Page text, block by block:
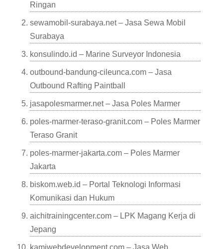
Ringan
sewamobil-surabaya.net – Jasa Sewa Mobil
Surabaya
konsulindo.id – Marine Surveyor Indonesia
outbound-bandung-cileunca.com – Jasa
Outbound Rafting Paintball
jasapolesmarmer.net – Jasa Poles Marmer
poles-marmer-teraso-granit.com – Poles Marmer
Teraso Granit
poles-marmer-jakarta.com – Poles Marmer
Jakarta
biskom.web.id – Portal Teknologi Informasi
Komunikasi dan Hukum
aichitrainingcenter.com – LPK Magang Kerja di
Jepang